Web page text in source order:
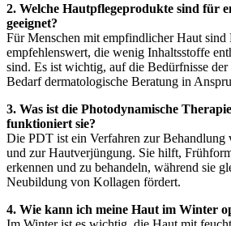
2. Welche Hautpflegeprodukte sind für
geeignet?
Für Menschen mit empfindlicher Haut sind
empfehlenswert, die wenig Inhaltsstoffe
sind. Es ist wichtig, auf die Bedürfnisse
Bedarf dermatologische Beratung in
3. Was ist die Photodynamische
funktioniert sie?
Die PDT ist ein Verfahren zur Behandlung
und zur Hautverjüngung. Sie hilft,
erkennen und zu behandeln, während sie
Neubildung von Kollagen fördert.
4. Wie kann ich meine Haut im Winter